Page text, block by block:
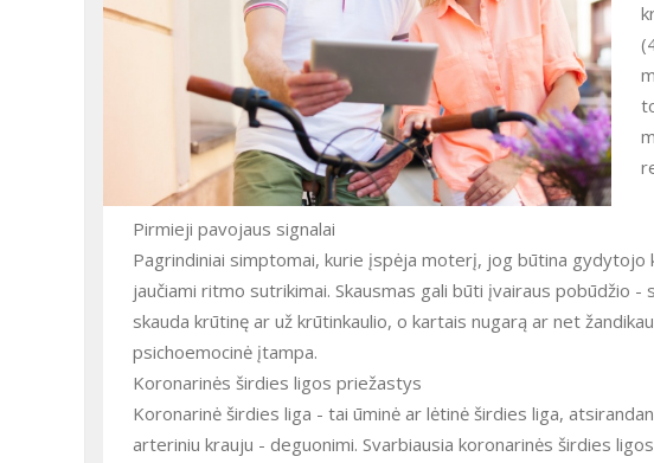
Pirmieji pavojaus signalai
Pagrindiniai simptomai, kurie įspėja moterį, jog būtina gydytojo
jaučiami ritmo sutrikimai. Skausmas gali būti įvairaus pobūdžio -
skauda krūtinę ar už krūtinkaulio, o kartais nugarą ar net
psichoemocinė įtampa.
Koronarinės širdies ligos priežastys
Koronarinė širdies liga - tai ūminė ar lėtinė širdies liga,
arteriniu krauju - deguonimi. Svarbiausia koronarinės širdies